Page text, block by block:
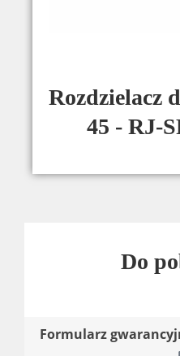
Rozdzielacz
45 - RJ-
Do
Formularz